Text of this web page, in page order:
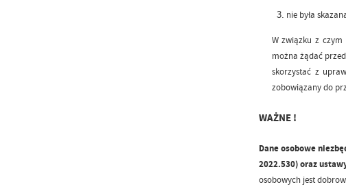
nie była
W związku z czym
można żądać
skorzystać z
zobowiązany do
WAŻNE !
Dane osobowe
2022.530) oraz
osobowych jest